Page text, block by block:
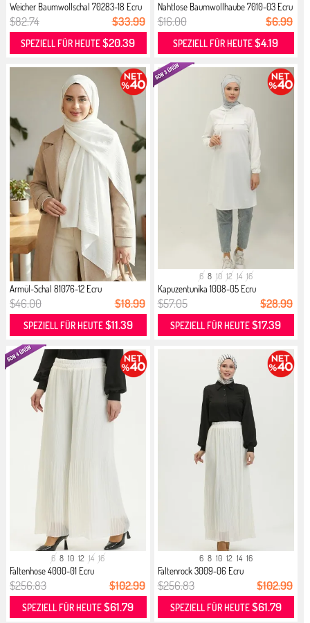
Weicher Baumwollschal 70283-18 Ecru
$82.74 $33.99
SPEZIELL FÜR HEUTE$20.39
Nahtlose Baumwollhaube 7010-03 Ecru
$16.00 $6.99
SPEZIELL FÜR HEUTE$4.19
Armül-Schal 81076-12 Ecru
$46.00 $18.99
SPEZIELL FÜR HEUTE$11.39
6 8 10 12 14 16
Kapuzentunika 1008-05 Ecru
$57.05 $28.99
SPEZIELL FÜR HEUTE$17.39
6 8 10 12 14 16
Faltenhose 4000-01 Ecru
$256.83 $102.99
SPEZIELL FÜR HEUTE$61.79
6 8 10 12 14 16
Faltenrock 3009-06 Ecru
$256.83 $102.99
SPEZIELL FÜR HEUTE$61.79